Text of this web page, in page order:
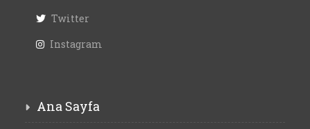
Twitter
Instagram
Ana Sayfa